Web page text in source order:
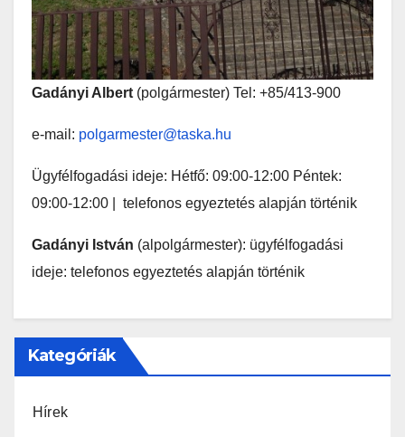
Gadányi Albert (polgármester) Tel: +85/413-900
e-mail: polgarmester@taska.hu
Ügyfélfogadási ideje: Hétfő: 09:00-12:00 Péntek:
09:00-12:00 | telefonos egyeztetés alapján történik
Gadányi István (alpolgármester): ügyfélfogadási
ideje: telefonos egyeztetés alapján történik
Kategóriák
Hírek